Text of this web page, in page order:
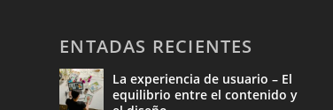
ENTADAS RECIENTES
La experiencia de usuario – El
equilibrio entre el contenido y